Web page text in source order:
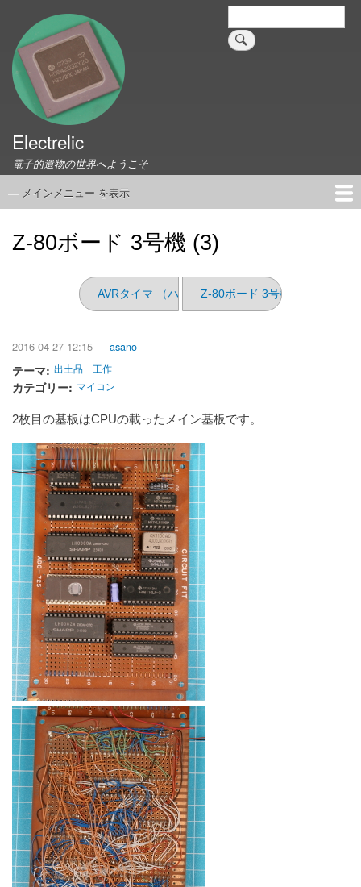
検
索
Electrelic
電子的遺物の世界へようこそ
メ
メ
— メインメニュー を表示
Universal Monitor
コネクタ資料集
このサイトについて
Z-80ボード 3号機 (3)
AVRタイマ （ハードウェア編）
Z-80ボード 3号機 (2)
2016-04-27 12:15 — asano
テーマ 出土品 工作
カテゴリー マイコン
2枚目の基板はCPUの載ったメイン基板です。